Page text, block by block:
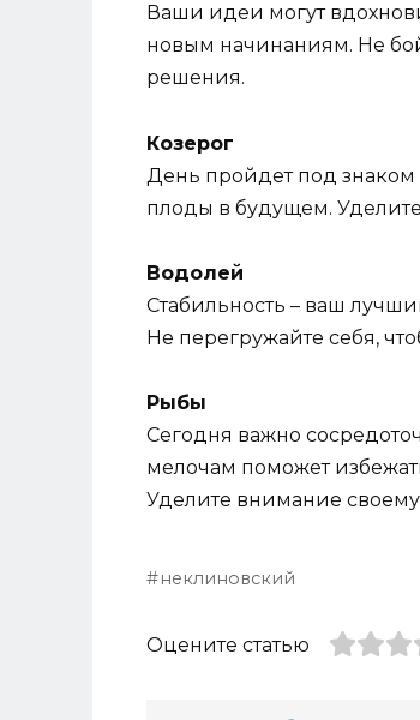
Ваши идеи могут
новым начинаниям. Не
решения.
Козерог
День пройдет под знаком
плоды в будущем.
Водолей
Стабильность – ваш
Не перегружайте себя,
Рыбы
Сегодня важно
мелочам поможет
Уделите внимание
неклиновский
Оцените статью